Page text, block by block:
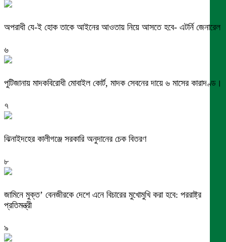
অপরাধী যে-ই হোক তাকে আইনের আওতায় নিয়ে আসতে হবে- এটর্নি জেনারেল
৬
পুটিজানায় মাদকবিরোধী মোবাইল কোর্ট, মাদক সেবনের দায়ে ৬ মাসের কারাদণ্ড।
৭
ঝিনাইদহের কালীগঞ্জে সরকারি অনুদানের চেক বিতরণ
৮
জামিনে মুক্ত’ বেনজীরকে দেশে এনে বিচারের মুখোমুখি করা হবে: পররাষ্ট্র
প্রতিমন্ত্রী
৯